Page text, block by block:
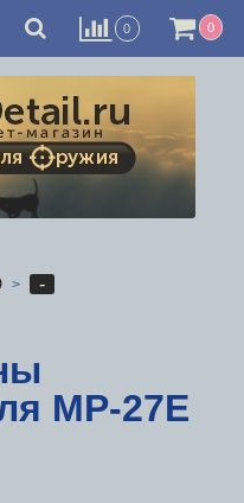
0 0
-
МР-27Е